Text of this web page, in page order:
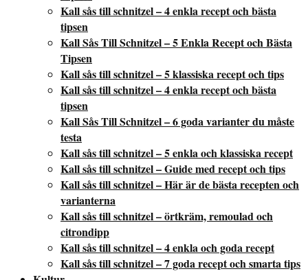
Kall sås till schnitzel – 4 enkla recept och bästa
tipsen
Kall Sås Till Schnitzel – 5 Enkla Recept och Bästa
Tipsen
Kall sås till schnitzel – 5 klassiska recept och tips
Kall sås till schnitzel – 4 enkla recept och bästa
tipsen
Kall Sås Till Schnitzel – 6 goda varianter du måste
testa
Kall sås till schnitzel – 5 enkla och klassiska recept
Kall sås till schnitzel – Guide med recept och tips
Kall sås till schnitzel – Här är de bästa recepten och
varianterna
Kall sås till schnitzel – örtkräm, remoulad och
citrondipp
Kall sås till schnitzel – 4 enkla och goda recept
Kall sås till schnitzel – 7 goda recept och smarta tips